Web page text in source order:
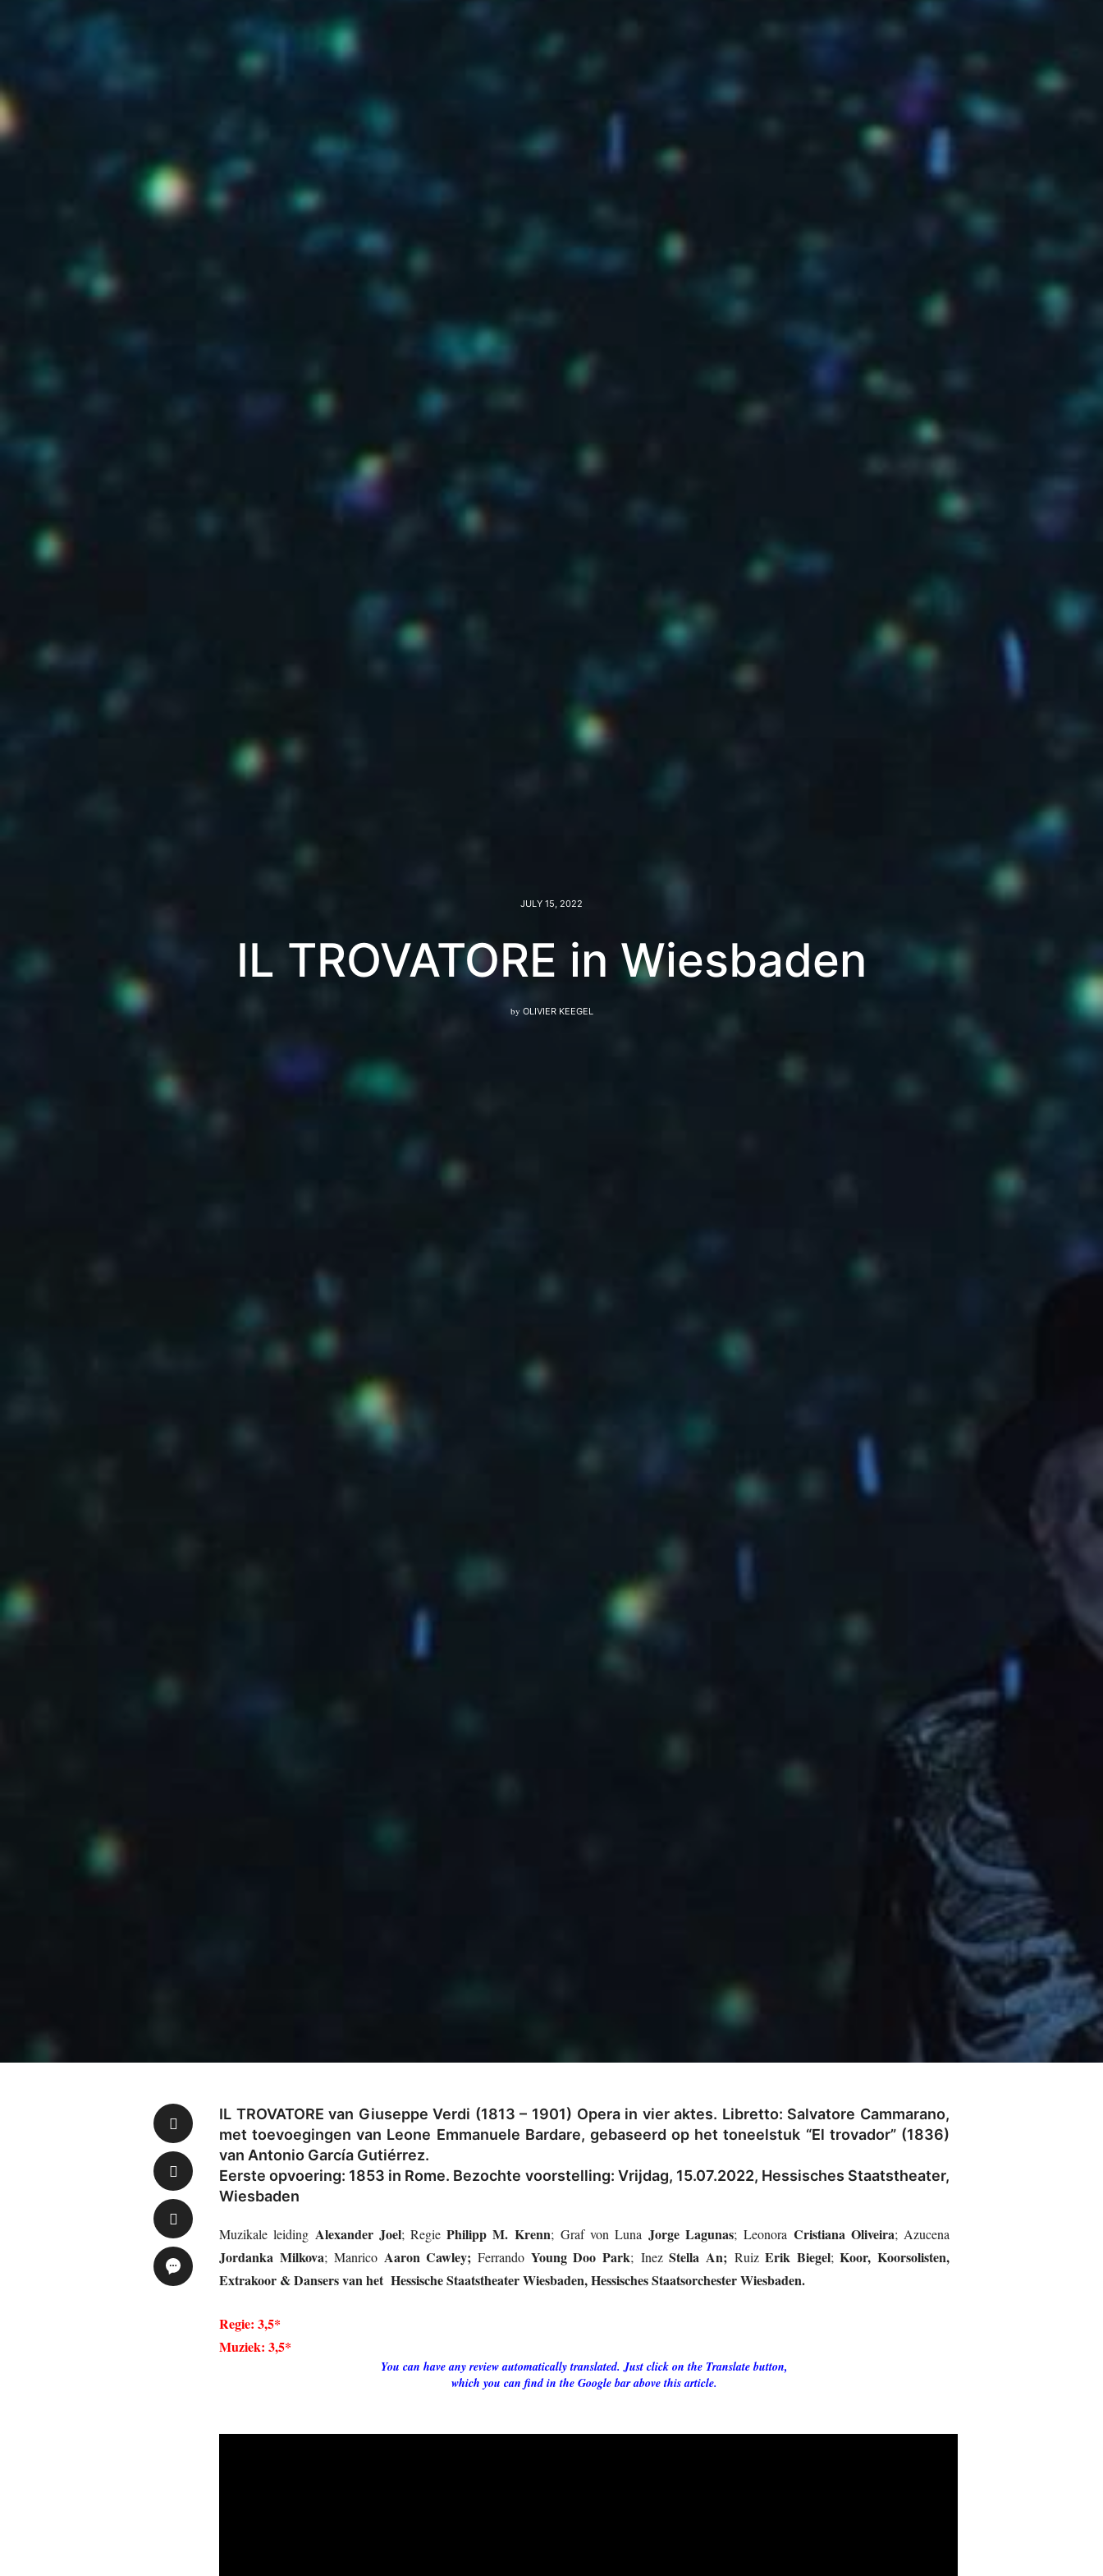
JULY 15, 2022
IL TROVATORE in Wiesbaden
by OLIVIER KEEGEL
IL TROVATORE van Giuseppe Verdi (1813 – 1901) Opera in vier aktes. Libretto: Salvatore Cammarano,
met toevoegingen van Leone Emmanuele Bardare, gebaseerd op het toneelstuk “El trovador” (1836)
van Antonio García Gutiérrez.
Eerste opvoering: 1853 in Rome. Bezochte voorstelling: Vrijdag, 15.07.2022, Hessisches Staatstheater,
Wiesbaden
Muzikale leiding Alexander Joel; RegiePhilipp M. Krenn; Graf von Luna Jorge Lagunas; Leonora Cristiana Oliveira; Azucena
Jordanka Milkova; Manrico Aaron Cawley;Ferrando Young Doo Park; InezStella An; RuizErik Biegel;Koor, Koorsolisten,
Extrakoor & Dansers van het Hessische Staatstheater Wiesbaden, Hessisches Staatsorchester Wiesbaden.
Regie: 3,5*
Muziek: 3,5*
You can haveany review automatically translated. Just click on the Translate button,
which you can find in the Google bar above this article.